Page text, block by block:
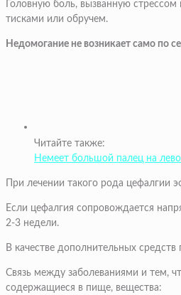
Головную боль, вызванную
тисками или обручем.
Недомогание не возникает само по
Читайте также:
Немеет большой палец на
При лечении такого рода
Если цефалгия сопровождается
2-3 недели.
В качестве дополнительных
Связь между заболеваниями и тем,
содержащиеся в пище, вещества: